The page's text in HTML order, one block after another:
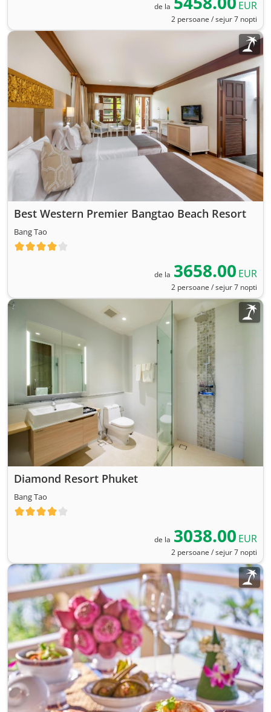
de la EUR
2 persoane / sejur 7 nopti
Best Western Premier Bangtao Beach Resort
Bang Tao
de la 3658.00 EUR
2 persoane / sejur 7 nopti
Diamond Resort Phuket
Bang Tao
de la 3038.00 EUR
2 persoane / sejur 7 nopti